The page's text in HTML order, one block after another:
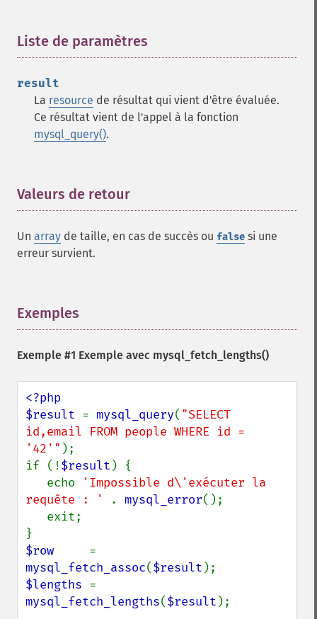
Liste de paramètres
result
La resource de résultat qui vient d'être évaluée.
Ce résultat vient de l'appel à la fonction
mysql_query().
Valeurs de retour
Un array de taille, en cas de succès ou false si une
erreur survient.
Exemples
Exemple #1 Exemple avec mysql_fetch_lengths()
<?php
$result = mysql_query( "SELECT
id,email FROM people WHERE id =
'42'" );
if (!$result ) {
   echo
'Impossible d\'exécuter la
requête : '
. mysql_error();
$row
mysql_fetch_assoc($result
$lengths
mysql_fetch_lengths($result );